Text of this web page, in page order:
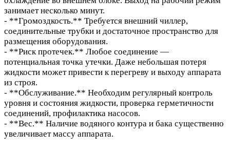
занимает несколько минут.
- **Громоздкость.** Требуется внешний чиллер,
соединительные трубки и достаточное пространство для
размещения оборудования.
- **Риск протечек.** Любое соединение —
потенциальная точка утечки. Даже небольшая потеря
жидкости может привести к перегреву и выходу аппарата
из строя.
- **Обслуживание.** Необходим регулярный контроль
уровня и состояния жидкости, проверка герметичности
соединений, профилактика насосов.
- **Вес.** Наличие водяного контура и бака существенно
увеличивает массу аппарата.